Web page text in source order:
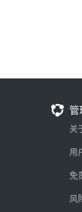
管
关
用
免
风